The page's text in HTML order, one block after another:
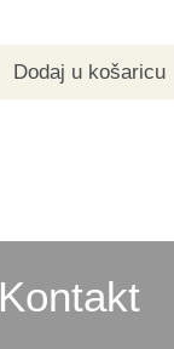
Dodaj u košaricu
Kontakt